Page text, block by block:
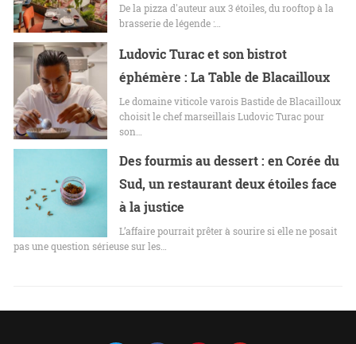
De la pizza d'auteur aux 3 étoiles, du rooftop à la
brasserie de légende :…
Ludovic Turac et son bistrot
éphémère : La Table de Blacailloux
Le domaine viticole varois Bastide de Blacailloux
choisit le chef marseillais Ludovic Turac pour
son…
Des fourmis au dessert : en Corée du
Sud, un restaurant deux étoiles face
à la justice
L’affaire pourrait prêter à sourire si elle ne posait
pas une question sérieuse sur les…